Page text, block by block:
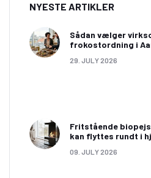
NYESTE ARTIKLER
Sådan vælger
frokostordning i
29. JULY 2026
Fritstående
kan flyttes rundt i
09. JULY 2026